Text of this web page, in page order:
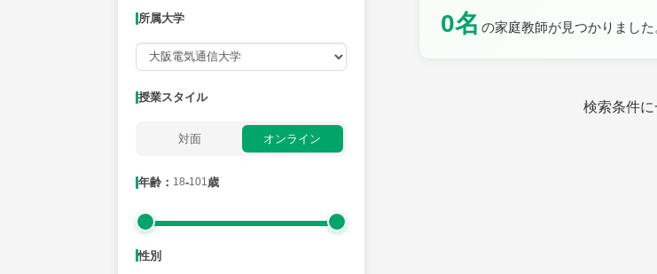
所属大学
授業スタイル
対面 オンライン
年齢： 18-101歳
性別
0名 の家庭教師が見つかりました
検索条件に
火曜日 土曜日 日曜日
所属大学